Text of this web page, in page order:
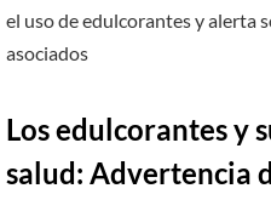
el uso de edulcorantes y alerta
asociados
Los edulcorantes y
salud: Advertencia